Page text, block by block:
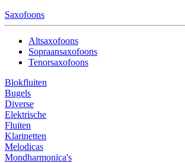
Saxofoons
Altsaxofoons
Sopraansaxofoons
Tenorsaxofoons
Blokfluiten
Bugels
Diverse
Elektrische
Fluiten
Klarinetten
Melodicas
Mondharmonica's